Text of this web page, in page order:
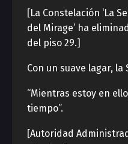
[La Constelación ‘La
del Mirage’ ha
del piso 29.]
Con un suave lagar,
“Mientras estoy en
tiempo”.
[Autoridad